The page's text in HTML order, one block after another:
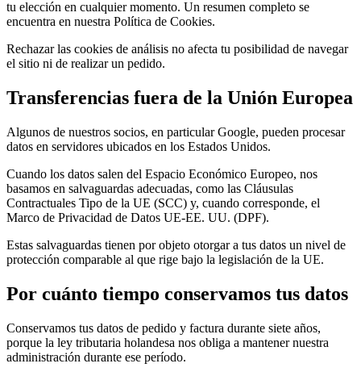
tu elección en cualquier momento. Un resumen completo se
encuentra en nuestra Política de Cookies.
Rechazar las cookies de análisis no afecta tu posibilidad de navegar
el sitio ni de realizar un pedido.
Transferencias fuera de la Unión Europea
Algunos de nuestros socios, en particular Google, pueden procesar
datos en servidores ubicados en los Estados Unidos.
Cuando los datos salen del Espacio Económico Europeo, nos
basamos en salvaguardas adecuadas, como las Cláusulas
Contractuales Tipo de la UE (SCC) y, cuando corresponde, el
Marco de Privacidad de Datos UE-EE. UU. (DPF).
Estas salvaguardas tienen por objeto otorgar a tus datos un nivel de
protección comparable al que rige bajo la legislación de la UE.
Por cuánto tiempo conservamos tus datos
Conservamos tus datos de pedido y factura durante siete años,
porque la ley tributaria holandesa nos obliga a mantener nuestra
administración durante ese período.